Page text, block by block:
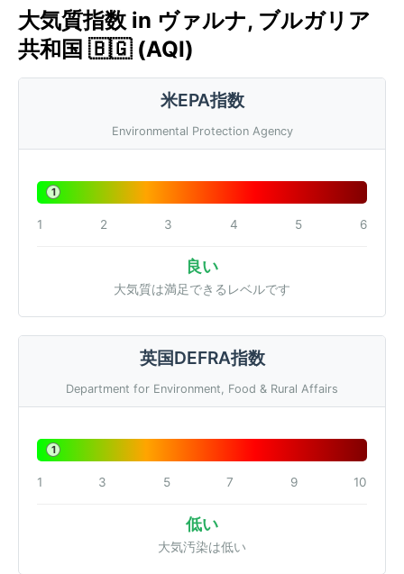
大気質指数 in ヴァルナ, ブルガリア
共和国 🇧🇬 (AQI)
米EPA指数
Environmental Protection Agency
1
1 2 3 4 5 6
良い
大気質は満足できるレベルです
英国DEFRA指数
Department for Environment, Food & Rural Affairs
1
1 3 5 7 9 10
低い
大気汚染は低い